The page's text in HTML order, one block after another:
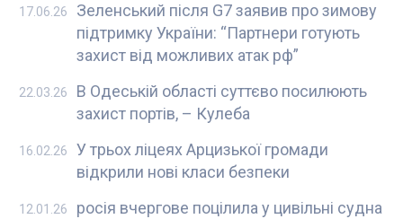
Зеленський після G7 заявив про зимову
підтримку України: “Партнери готують
захист від можливих атак рф”
17.06.26
В Одеській області суттєво посилюють
захист портів, – Кулеба
22.03.26
У трьох ліцеях Арцизької громади
відкрили нові класи безпеки
16.02.26
росія вчергове поцілила у цивільні судна
12.01.26